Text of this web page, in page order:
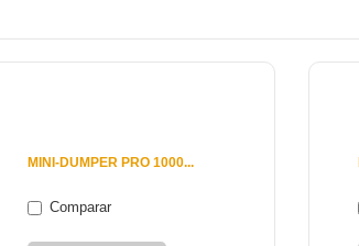
MINI-DUMPER PRO 1000...
Comparar